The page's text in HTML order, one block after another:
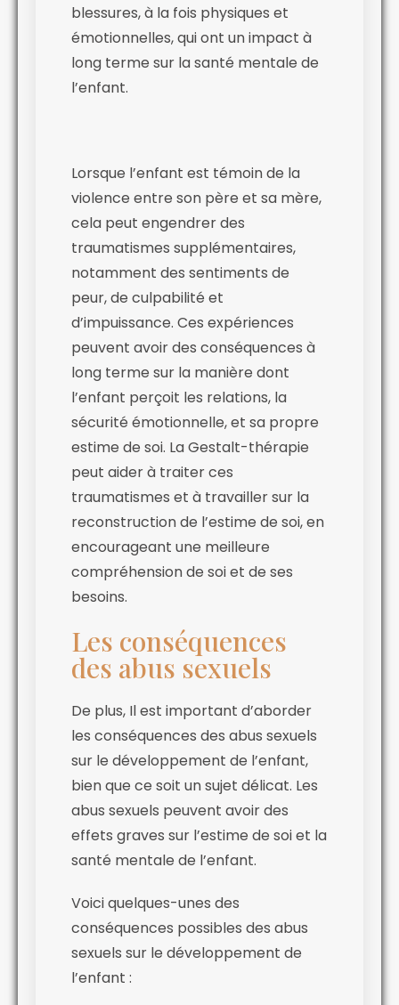
blessures, à la fois physiques et
émotionnelles, qui ont un impact à
long terme sur la santé mentale de
l’enfant.
Lorsque l’enfant est témoin de la
violence entre son père et sa mère,
cela peut engendrer des
traumatismes supplémentaires,
notamment des sentiments de
peur, de culpabilité et
d’impuissance. Ces expériences
peuvent avoir des conséquences à
long terme sur la manière dont
l’enfant perçoit les relations, la
sécurité émotionnelle, et sa propre
estime de soi. La Gestalt-thérapie
peut aider à traiter ces
traumatismes et à travailler sur la
reconstruction de l’estime de soi, en
encourageant une meilleure
compréhension de soi et de ses
besoins.
Les conséquences
des abus sexuels
De plus, Il est important d’aborder
les conséquences des abus sexuels
sur le développement de l’enfant,
bien que ce soit un sujet délicat. Les
abus sexuels peuvent avoir des
effets graves sur l’estime de soi et la
santé mentale de l’enfant.
Voici quelques-unes des
conséquences possibles des abus
sexuels sur le développement de
l’enfant :